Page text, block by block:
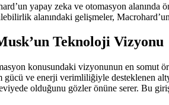
yapay zeka ve otomasyon
alanındaki gelişmeler,
Teknoloji Vizyonu
konusundaki vizyonunun en somut
ve enerji verimliliğiyle desteklenen
olduğunu gözler önüne serer. Bu